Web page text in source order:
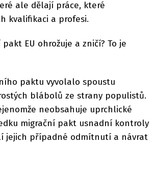
ale dělají práce, které
kvalifikaci a profesi.
EU ohrožuje a zničí? To je
paktu vyvolalo spoustu
blábolů ze strany populistů.
neobsahuje uprchlické
migrační pakt usnadní kontroly
jejich případné odmítnutí a návrat